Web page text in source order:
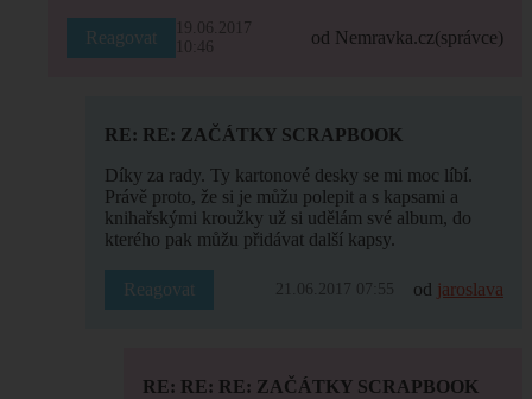
Reagovat
19.06.2017
10:46
od Nemravka.cz(správce)
RE: RE: ZAČÁTKY SCRAPBOOK
Díky za rady. Ty kartonové desky se mi moc líbí.
Právě proto, že si je můžu polepit a s kapsami a
knihařskými kroužky už si udělám své album, do
kterého pak můžu přidávat další kapsy.
Reagovat 21.06.2017 07:55 od jaroslava
RE: RE: RE: ZAČÁTKY SCRAPBOOK